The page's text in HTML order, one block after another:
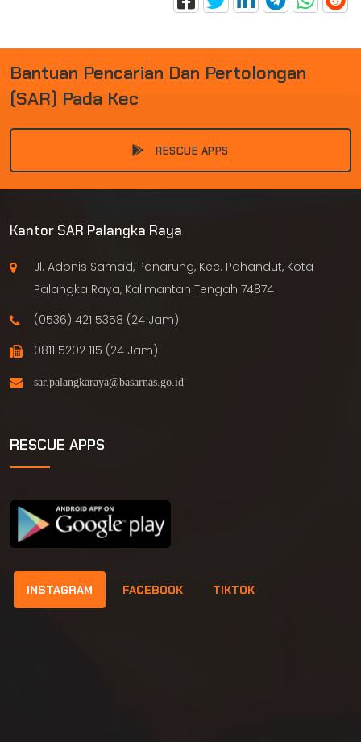
BANTUAN PENCARIAN DAN PERTOLONGAN
(SAR) PADA KEC
RESCUE APPS
Kantor SAR Palangka Raya
Jl. Adonis Samad, Panarung, Kec. Pahandut, Kota
Palangka Raya, Kalimantan Tengah 74874
(0536) 421 5358 (24 Jam)
0811 5202 115 (24 Jam)
RESCUE APPS
INSTAGRAM FACEBOOK TIKTOK